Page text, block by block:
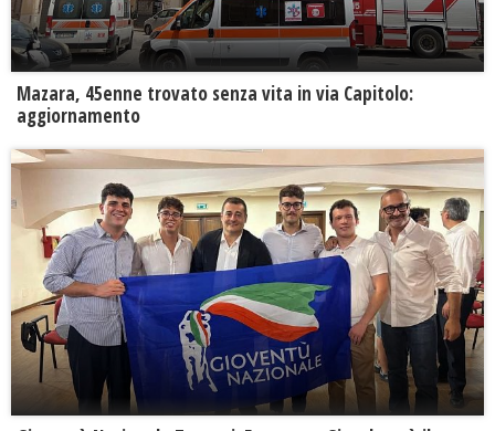
Mazara, 45enne trovato senza vita in via Capitolo:
aggiornamento